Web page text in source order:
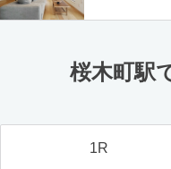
桜木町駅
1R